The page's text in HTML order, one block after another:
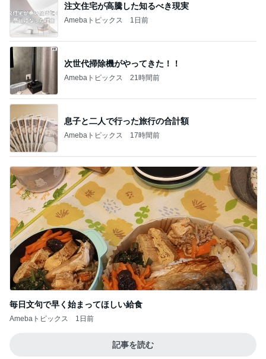
注文住宅が高騰した知るべき現実
Amebaトピックス 1日前
次世代掃除機がやってきた！！
Amebaトピックス 21時間前
息子と二人で行った旅行の合計額
Amebaトピックス 17時間前
毎日文句で早く始まってほしい給食
Amebaトピックス 1日前
記事を読む